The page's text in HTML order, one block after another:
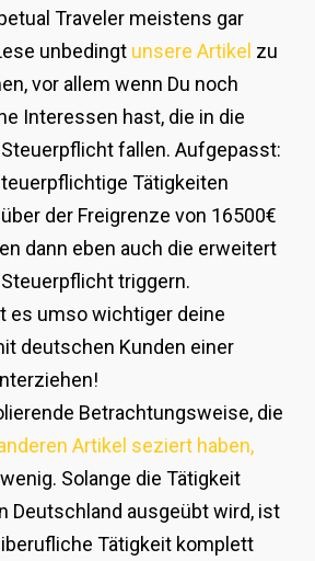
Traveler meistens gar
unbedingtunsere Artikel zu
vor allem wenn Du noch
Interessen hast, die in die
fallen. Aufgepasst:
Tätigkeiten
der Freigrenze von 16500€
dann eben auch die erweitert
triggern.
es umso wichtiger deine
deutschen Kunden einer
Betrachtungsweise, die
Artikel seziert haben,
Solange die Tätigkeit
Deutschland ausgeübt wird, ist
Tätigkeit komplett